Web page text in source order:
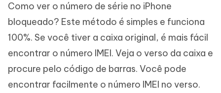
Como ver o número de série no iPhone
bloqueado? Este método é simples e funciona
100%. Se você tiver a caixa original, é mais fácil
encontrar o número IMEI. Veja o verso da caixa e
procure pelo código de barras. Você pode
encontrar facilmente o número IMEI no verso.